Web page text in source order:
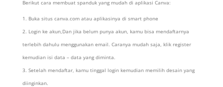
Berikut cara membuat spanduk yang mudah di aplikasi Canva:
Buka situs canva.com atau aplikasinya di smart phone
Login ke akun,Dan jika belum punya akun, kamu bisa mendaftarnya
terlebih dahulu menggunakan email. Caranya mudah saja, klik register
kemudian isi data – data yang diminta.
Setelah mendaftar, kamu tinggal login kemudian memilih desain yang
diinginkan.